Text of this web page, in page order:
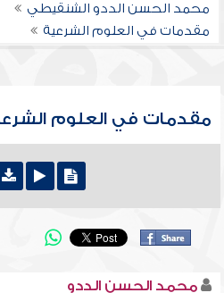
محمد الحسن الددو الشنقيطي
مقدمات في العلوم الشرعية
مقدمات في العلوم
محمد الحسن الددو